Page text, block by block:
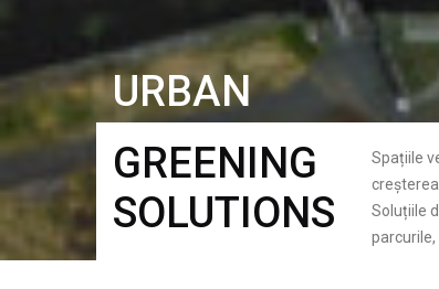
URBAN
GREENING
SOLUTIONS
Spațiile
Soluțiile